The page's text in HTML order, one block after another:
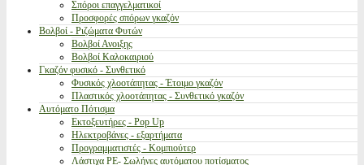
Σπόροι επαγγελματικοί
Προσφορές σπόρων γκαζόν
Βολβοί - Ριζώματα Φυτών
Βολβοί Ανοιξης
Βολβοί Καλοκαιριού
Γκαζόν φυσικό - Συνθετικό
Φυσικός χλοοτάπητας - Έτοιμο γκαζόν
Πλαστικός χλοοτάπητας - Συνθετικό γκαζόν
Αυτόματο Πότισμα
Εκτοξευτήρες - Pop Up
Ηλεκτροβάνες - εξαρτήματα
Προγραμματιστές - Κομπιούτερ
Λάστιχα PE- Σωλήνες αυτόματου ποτίσματος